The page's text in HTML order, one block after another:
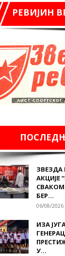
РЕВИЈИН
ЗВЕЗДА
АКЦИЈЕ
СВАКОМ
БЕР...
06/08/2026
ИЗА
У...